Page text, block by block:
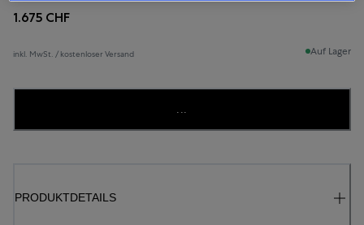
1.675 CHF
inkl. MwSt. / kostenloser Versand Auf Lager
...
PRODUKTDETAILS